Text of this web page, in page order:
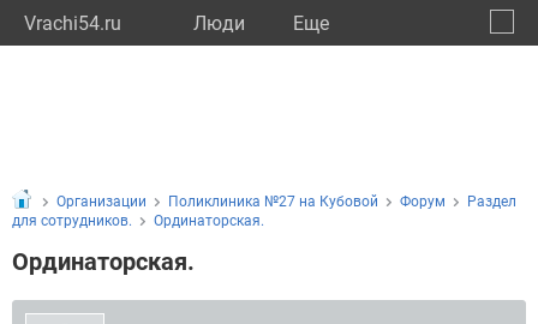
Vrachi54.ru Люди Eще
Организации Поликлиника №27 на Кубовой Форум
Раздел
для сотрудников.
Ординаторская.
Ординаторская.